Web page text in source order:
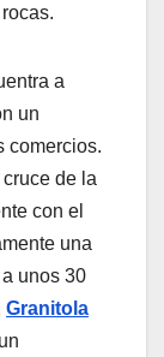
a
un
comercios.
de la
con el
una
unos 30
Granitola